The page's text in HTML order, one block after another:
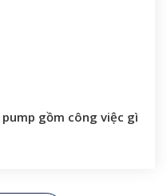
gồm công việc gì